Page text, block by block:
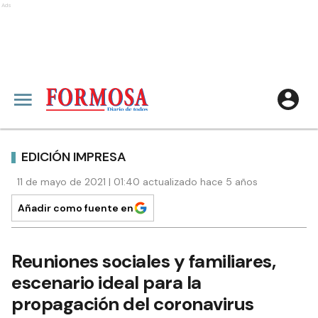
Ads
EDICIÓN IMPRESA
11 de mayo de 2021 | 01:40 actualizado hace 5 años
Añadir como fuente en
Reuniones sociales y familiares,
escenario ideal para la
propagación del coronavirus